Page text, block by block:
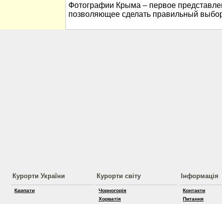
Фотографии Крыма – первое
позволяющее сделать правильный
Курорти України
Карпати
Курорти світу
Чорногорія
Хорватія
Інформація
Контакти
Питання